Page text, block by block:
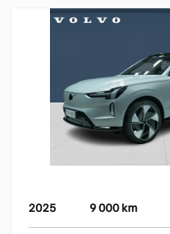
2025 9 000 km